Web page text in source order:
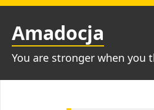
Przejdź
treści
Amadocja
You are stronger when you